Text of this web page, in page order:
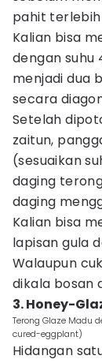
pahit
Kalian bisa
dengan suhu
menjadi dua
secara
Setelah
zaitun,
(sesuaikan
daging
daging
Kalian bisa
lapisan gula
Walaupun
dikala bosan
3. Honey-
Terong Glaze Madu
cured-eggplant)
Hidangan